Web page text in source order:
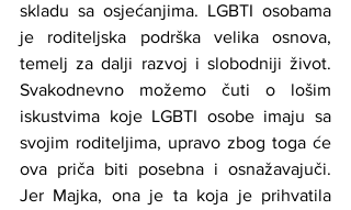
skladu sa osjećanjima. LGBTI osobama
je roditeljska podrška velika osnova,
temelj za dalji razvoj i slobodniji život.
Svakodnevno možemo čuti o lošim
iskustvima koje LGBTI osobe imaju sa
svojim roditeljima, upravo zbog toga će
ova priča biti posebna i osnažavajuči.
Jer Majka, ona je ta koja je prihvatila